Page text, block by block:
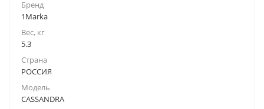
Бренд
1Marka
Вес, кг
5.3
Страна
РОССИЯ
Модель
CASSANDRA